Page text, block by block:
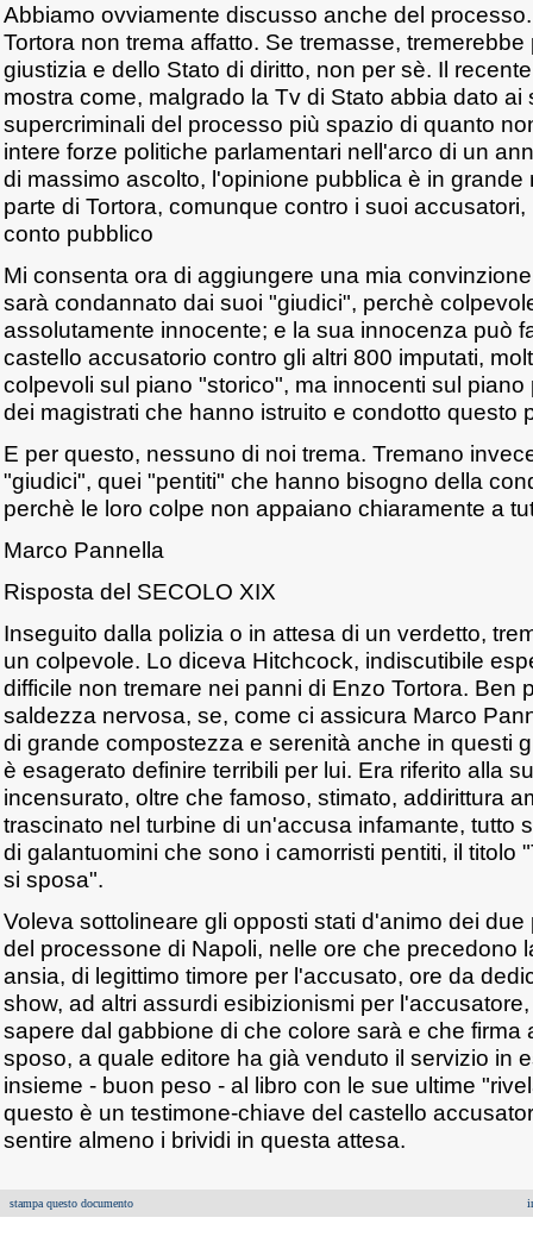
Abbiamo ovviamente discusso anche del
Tortora non trema affatto. Se tremasse,
giustizia e dello Stato di diritto, non per sè. Il
mostra come, malgrado la Tv di Stato abbia dato ai
supercriminali del processo più spazio di quanto
intere forze politiche parlamentari nell'arco di un
di massimo ascolto, l'opinione pubblica è in grande
parte di Tortora, comunque contro i suoi
conto pubblico
Mi consenta ora di aggiungere una mia
sarà condannato dai suoi "giudici", perchè
assolutamente innocente; e la sua innocenza può
castello accusatorio contro gli altri 800 imputati,
colpevoli sul piano "storico", ma innocenti sul
dei magistrati che hanno istruito e condotto questo
E per questo, nessuno di noi trema. Tremano
"giudici", quei "pentiti" che hanno bisogno della
perchè le loro colpe non appaiano chiaramente a
Marco Pannella
Risposta del SECOLO XIX
Inseguito dalla polizia o in attesa di un verdetto,
un colpevole. Lo diceva Hitchcock, indiscutibile
difficile non tremare nei panni di Enzo Tortora. Ben
saldezza nervosa, se, come ci assicura Marco
di grande compostezza e serenità anche in questi
è esagerato definire terribili per lui. Era riferito alla
incensurato, oltre che famoso, stimato, addirittura
trascinato nel turbine di un'accusa infamante, tutto
di galantuomini che sono i camorristi pentiti, il titolo
si sposa".
Voleva sottolineare gli opposti stati d'animo dei
del processone di Napoli, nelle ore che precedono
ansia, di legittimo timore per l'accusato, ore da
show, ad altri assurdi esibizionismi per
sapere dal gabbione di che colore sarà e che firma
sposo, a quale editore ha già venduto il servizio in
insieme - buon peso - al libro con le sue ultime
questo è un testimone-chiave del castello
sentire almeno i brividi in questa attesa.
stampa questo documento